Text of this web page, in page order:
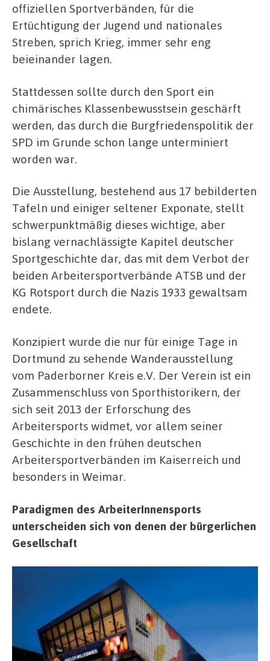
offiziellen Sportverbänden, für die
Ertüchtigung der Jugend und nationales
Streben, sprich Krieg, immer sehr eng
beieinander lagen.
Stattdessen sollte durch den Sport ein
chimärisches Klassenbewusstsein geschärft
werden, das durch die Burgfriedenspolitik der
SPD im Grunde schon lange unterminiert
worden war.
Die Ausstellung, bestehend aus 17 bebilderten
Tafeln und einiger seltener Exponate, stellt
schwerpunktmäßig dieses wichtige, aber
bislang vernachlässigte Kapitel deutscher
Sportgeschichte dar, das mit dem Verbot der
beiden Arbeitersportverbände ATSB und der
KG Rotsport durch die Nazis 1933 gewaltsam
endete.
Konzipiert wurde die nur für einige Tage in
Dortmund zu sehende Wanderausstellung
vom Paderborner Kreis e.V. Der Verein ist ein
Zusammenschluss von Sporthistorikern, der
sich seit 2013 der Erforschung des
Arbeitersports widmet, vor allem seiner
Geschichte in den frühen deutschen
Arbeitersportverbänden im Kaiserreich und
besonders in Weimar.
Paradigmen des ArbeiterInnensports
unterscheiden sich von denen der bürgerlichen
Gesellschaft